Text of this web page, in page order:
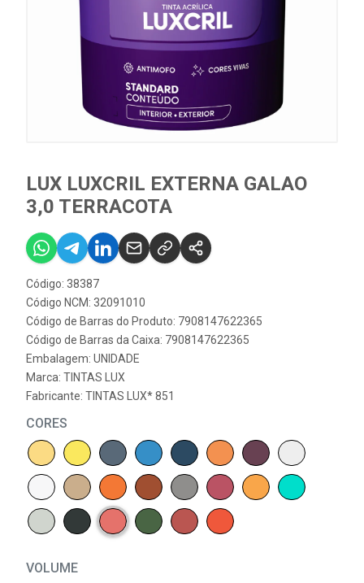
LUX LUXCRIL EXTERNA GALAO
3,0 TERRACOTA
Código: 38387
Código NCM: 32091010
Código de Barras do Produto: 7908147622365
Código de Barras da Caixa: 7908147622365
Embalagem: UNIDADE
Marca: TINTAS LUX
Fabricante: TINTAS LUX* 851
CORES
VOLUME